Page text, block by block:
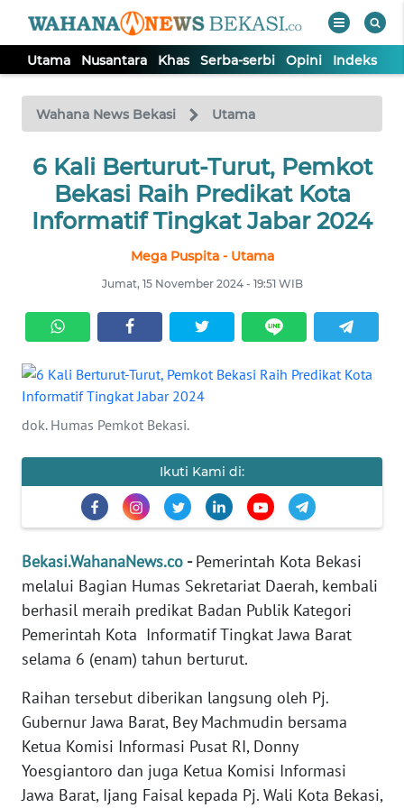
Utama Nusantara Khas Serba-serbi Opini Indeks
Wahana News Bekasi Utama
6 Kali Berturut-Turut, Pemkot
Bekasi Raih Predikat Kota
Informatif Tingkat Jabar 2024
Mega Puspita - Utama
Jumat, 15 November 2024 - 19:51 WIB
dok. Humas Pemkot Bekasi.
Ikuti Kami di:
Bekasi.WahanaNews.co -Pemerintah Kota Bekasi
melalui Bagian Humas Sekretariat Daerah, kembali
berhasil meraih predikat Badan Publik Kategori
Pemerintah Kota Informatif Tingkat Jawa Barat
selama 6 (enam) tahun berturut.
Raihan tersebut diberikan langsung oleh Pj.
Gubernur Jawa Barat, Bey Machmudin bersama
Ketua Komisi Informasi Pusat RI, Donny
Yoesgiantoro dan juga Ketua Komisi Informasi
Jawa Barat, Ijang Faisal kepada Pj. Wali Kota Bekasi,
TV
Tutup
UTAMA
NUSANTARA
SERBA-
SERBI
Informasi
KAMI
INFO
IKLAN
KAMI
PEDOMAN
SIBER